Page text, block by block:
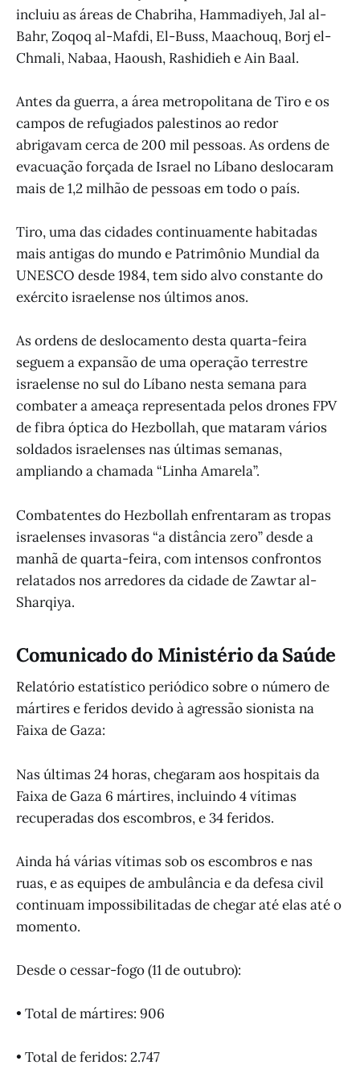
incluiu as áreas de Chabriha, Hammadiyeh, Jal al-
Bahr, Zoqoq al-Mafdi, El-Buss, Maachouq, Borj el-
Chmali, Nabaa, Haoush, Rashidieh e Ain Baal.
Antes da guerra, a área metropolitana de Tiro e os
campos de refugiados palestinos ao redor
abrigavam cerca de 200 mil pessoas. As ordens de
evacuação forçada de Israel no Líbano deslocaram
mais de 1,2 milhão de pessoas em todo o país.
Tiro, uma das cidades continuamente habitadas
mais antigas do mundo e Patrimônio Mundial da
UNESCO desde 1984, tem sido alvo constante do
exército israelense nos últimos anos.
As ordens de deslocamento desta quarta-feira
seguem a expansão de uma operação terrestre
israelense no sul do Líbano nesta semana para
combater a ameaça representada pelos drones FPV
de fibra óptica do Hezbollah, que mataram vários
soldados israelenses nas últimas semanas,
ampliando a chamada “Linha Amarela”.
Combatentes do Hezbollah enfrentaram as tropas
israelenses invasoras “a distância zero” desde a
manhã de quarta-feira, com intensos confrontos
relatados nos arredores da cidade de Zawtar al-
Sharqiya.
Comunicado do Ministério da Saúde
Relatório estatístico periódico sobre o número de
mártires e feridos devido à agressão sionista na
Faixa de Gaza:
Nas últimas 24 horas, chegaram aos hospitais da
Faixa de Gaza 6 mártires, incluindo 4 vítimas
recuperadas dos escombros, e 34 feridos.
Ainda há várias vítimas sob os escombros e nas
ruas, e as equipes de ambulância e da defesa civil
continuam impossibilitadas de chegar até elas até o
momento.
Desde o cessar-fogo (11 de outubro):
• Total de mártires: 906
• Total de feridos: 2.747